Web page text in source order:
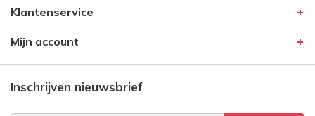
Klantenservice
Mijn account
Inschrijven nieuwsbrief